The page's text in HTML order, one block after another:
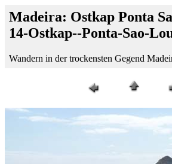
Madeira: Ostkap Ponta
14-Ostkap--Ponta-Sao-
Wandern in der trockensten Gegend